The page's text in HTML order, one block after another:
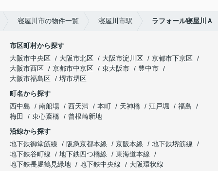
寝屋川市の物件一覧 寝屋川市駅 ラフォール寝屋川Ａ
市区町村から探す
大阪市中央区
大阪市北区 大阪市淀川区
京都市下京区
大阪市西区
京都市中京区 東大阪市
豊中市
大阪市福島区
堺市堺区
町名から探す
西中島
南船場 西天満 本町 天神橋 江戸堀
福島
梅田
東心斎橋
曾根崎新地
沿線から探す
地下鉄御堂筋線
阪急京都本線 京阪本線
地下鉄堺筋線
地下鉄谷町線
地下鉄四つ橋線
東海道本線
地下鉄長堀鶴見緑地
地下鉄中央線
大阪環状線